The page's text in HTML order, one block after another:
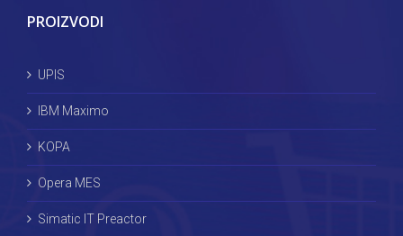
PROIZVODI
UPIS
IBM Maximo
KOPA
Opera MES
Simatic IT Preactor